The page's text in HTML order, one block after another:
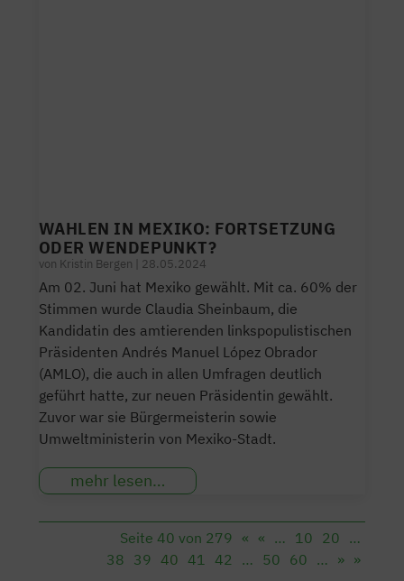
WAHLEN IN MEXIKO: FORTSETZUNG
ODER WENDEPUNKT?
von Kristin Bergen 28.05.2024
Am 02. Juni hat Mexiko gewählt. Mit ca. 60% der
Stimmen wurde Claudia Sheinbaum, die
Kandidatin des amtierenden linkspopulistischen
Präsidenten Andrés Manuel López Obrador
(AMLO), die auch in allen Umfragen deutlich
geführt hatte, zur neuen Präsidentin gewählt.
Zuvor war sie Bürgermeisterin sowie
Umweltministerin von Mexiko-Stadt.
mehr lesen…
Seite 40 von 279 « « … 10 20 …
38 39 40 41 42 … 50 60 … » »